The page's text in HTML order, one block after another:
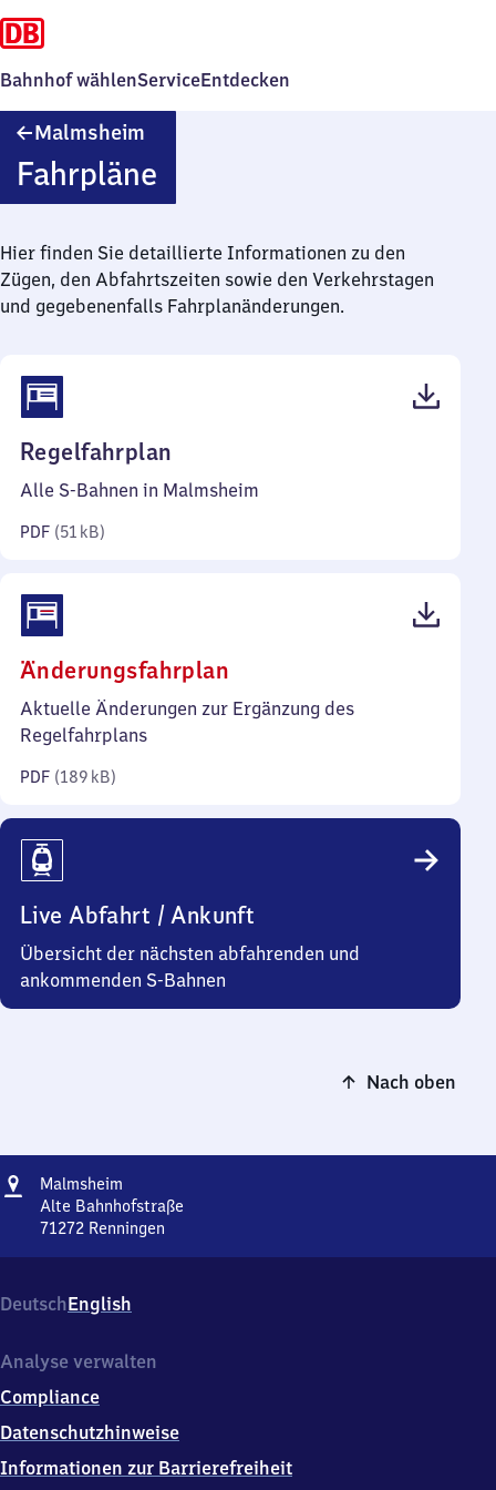
Bahnhof wählenServiceEntdecken
Malmsheim
Fahrpläne
Hier finden Sie detaillierte Informationen zu den
Zügen, den Abfahrtszeiten sowie den Verkehrstagen
und gegebenenfalls Fahrplanänderungen.
Regelfahrplan
51
Alle S-Bahnen in Malmsheim
PDF (51 kB)
Änderungsfahrplan
189
Aktuelle Änderungen zur Ergänzung des
Regelfahrplans
PDF (189 kB)
Live Abfahrt / Ankunft
Übersicht der nächsten abfahrenden und
ankommenden S-Bahnen
Nach oben
Adresse
Malmsheim
Alte Bahnhofstraße
71272 Renningen
Bahnhofstraße,
7
2
2
Renningen
DeutschEnglish
Analyse verwalten
Compliance
Datenschutzhinweise
Informationen zur Barrierefreiheit